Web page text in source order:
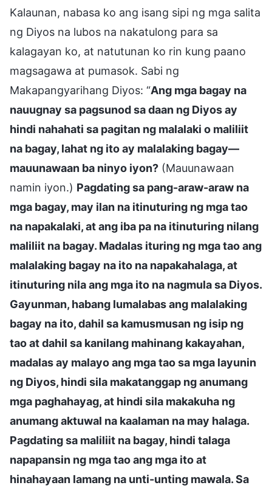
Kalaunan, nabasa ko ang isang sipi ng mga salita
ng Diyos na lubos na nakatulong para sa
kalagayan ko, at natutunan ko rin kung paano
magsagawa at pumasok. Sabi ng
Makapangyarihang Diyos: “Ang mga bagay na
nauugnay sa pagsunod sa daan ng Diyos ay
hindi nahahati sa pagitan ng malalaki o maliliit
na bagay, lahat ng ito ay malalaking bagay—
mauunawaan ba ninyo iyon? (Mauunawaan
namin iyon.) Pagdating sa pang-araw-araw na
mga bagay, may ilan na itinuturing ng mga tao
na napakalaki, at ang iba pa na itinuturing nilang
maliliit na bagay. Madalas ituring ng mga tao ang
malalaking bagay na ito na napakahalaga, at
itinuturing nila ang mga ito na nagmula sa Diyos.
Gayunman, habang lumalabas ang malalaking
bagay na ito, dahil sa kamusmusan ng isip ng
tao at dahil sa kanilang mahinang kakayahan,
madalas ay malayo ang mga tao sa mga layunin
ng Diyos, hindi sila makatanggap ng anumang
mga paghahayag, at hindi sila makakuha ng
anumang aktuwal na kaalaman na may halaga.
Pagdating sa maliliit na bagay, hindi talaga
napapansin ng mga tao ang mga ito at
hinahayaan lamang na unti-unting mawala. Sa